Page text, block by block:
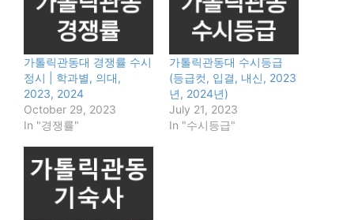
가톨릭관동대 경쟁률 수시
정시 | 학과별, 의대,
2023, 2024
October 29, 2023
In "경쟁률"
가톨릭관동대 수시등급
(등급컷, 입결, 내신, 2023
년, 2024년)
July 21, 2023
In "수시등급"